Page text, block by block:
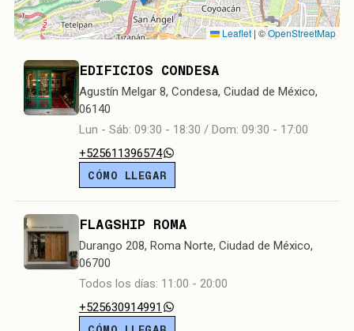
Leaflet | ©OpenStreetMap
EDIFICIOS CONDESA
Agustín Melgar 8, Condesa, Ciudad de México,
06140
Lun - Sáb: 09:30 - 18:30 / Dom: 09:30 - 17:00
+525611396574
CÓMO LLEGAR
FLAGSHIP ROMA
Durango 208, Roma Norte, Ciudad de México,
06700
Todos los días: 11:00 - 20:00
+525630914991